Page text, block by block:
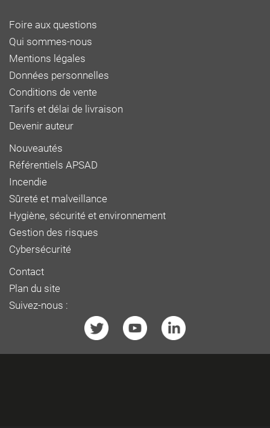
Foire aux questions
Qui sommes-nous
Mentions légales
Données personnelles
Conditions de vente
Tarifs et délai de livraison
Devenir auteur
Nouveautés
Référentiels APSAD
Incendie
Sûreté et malveillance
Hygiène, sécurité et environnement
Gestion des risques
Cybersécurité
Contact
Plan du site
Suivez-nous :